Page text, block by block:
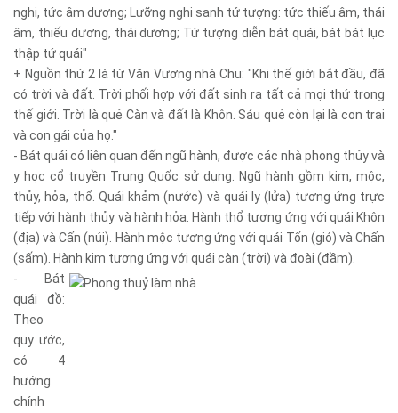
nghi, tức âm dương; Lưỡng nghi sanh tứ tượng: tức thiếu âm, thái
âm, thiếu dương, thái dương; Tứ tượng diễn bát quái, bát bát lục
thập tứ quái"
+ Nguồn thứ 2 là từ Văn Vương nhà Chu: "Khi thế giới bắt đầu, đã
có trời và đất. Trời phối hợp với đất sinh ra tất cả mọi thứ trong
thế giới. Trời là quẻ Càn và đất là Khôn. Sáu quẻ còn lại là con trai
và con gái của họ."
- Bát quái có liên quan đến ngũ hành, được các nhà phong thủy và
y học cổ truyền Trung Quốc sử dụng. Ngũ hành gồm kim, mộc,
thủy, hỏa, thổ. Quái khảm (nước) và quái ly (lửa) tương ứng trực
tiếp với hành thủy và hành hỏa. Hành thổ tương ứng với quái Khôn
(địa) và Cấn (núi). Hành mộc tương ứng với quái Tốn (gió) và Chấn
(sấm). Hành kim tương ứng với quái càn (trời) và đoài (đầm).
- Bát
quái đồ:
Theo
quy ước,
có 4
hướng
chính